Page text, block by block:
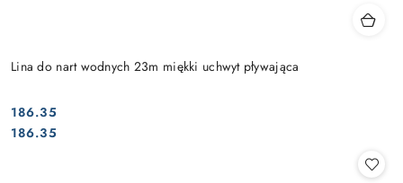
Lina do nart wodnych 23m miękki uchwyt pływająca
Cena:
186.35
Cena:
186.35